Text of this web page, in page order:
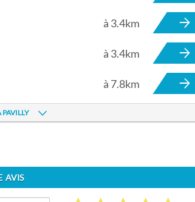
à 3.4km
à 3.4km
à 7.8km
PAVILLY
AVIS